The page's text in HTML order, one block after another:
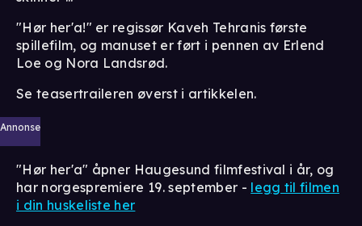
"Hør her'a!" er regissør Kaveh Tehranis første
spillefilm, og manuset er ført i pennen av Erlend
Loe og Nora Landsrød.
Se teasertraileren øverst i artikkelen.
Annonse
"Hør her'a" åpner Haugesund filmfestival i år, og
har norgespremiere 19. september - legg til filmen
i din huskeliste her